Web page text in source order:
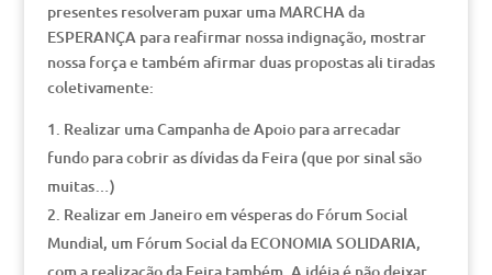
presentes resolveram puxar uma MARCHA da
ESPERANÇA para reafirmar nossa indignação, mostrar
nossa força e também afirmar duas propostas ali tiradas
coletivamente:
Realizar uma Campanha de Apoio para arrecadar
fundo para cobrir as dívidas da Feira (que por sinal são
muitas…)
Realizar em Janeiro em vésperas do Fórum Social
Mundial, um Fórum Social da ECONOMIA SOLIDARIA,